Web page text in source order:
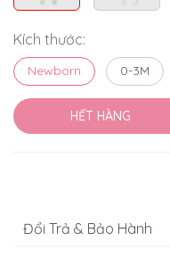
Kích thước:
Newborn 0-3M
HẾT HÀNG
Đổi Trả & Bảo Hành